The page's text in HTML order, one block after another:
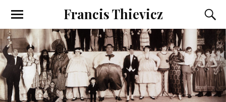
Francis Thievicz